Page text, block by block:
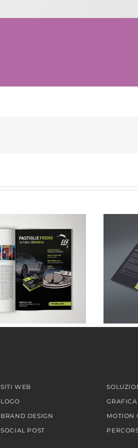
SITI WEB
LOGO
BRAND DESIGN
SOCIAL POST
GRAFICA
MOTION